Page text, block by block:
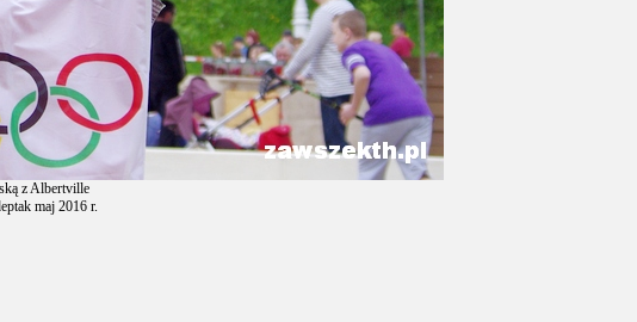
z Albertville
maj 2016 r.